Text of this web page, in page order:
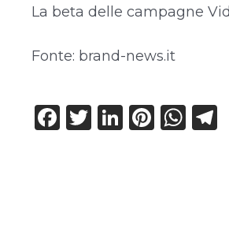
La beta delle campagne
Fonte: brand-news.it
F
T
Li Pi W